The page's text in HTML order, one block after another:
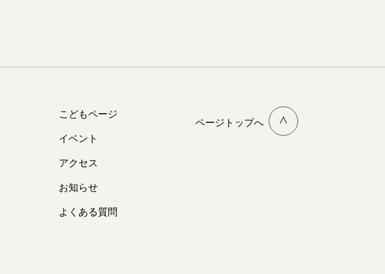
こどもページ
イベント
アクセス
お知らせ
よくある質問
ページトップへ